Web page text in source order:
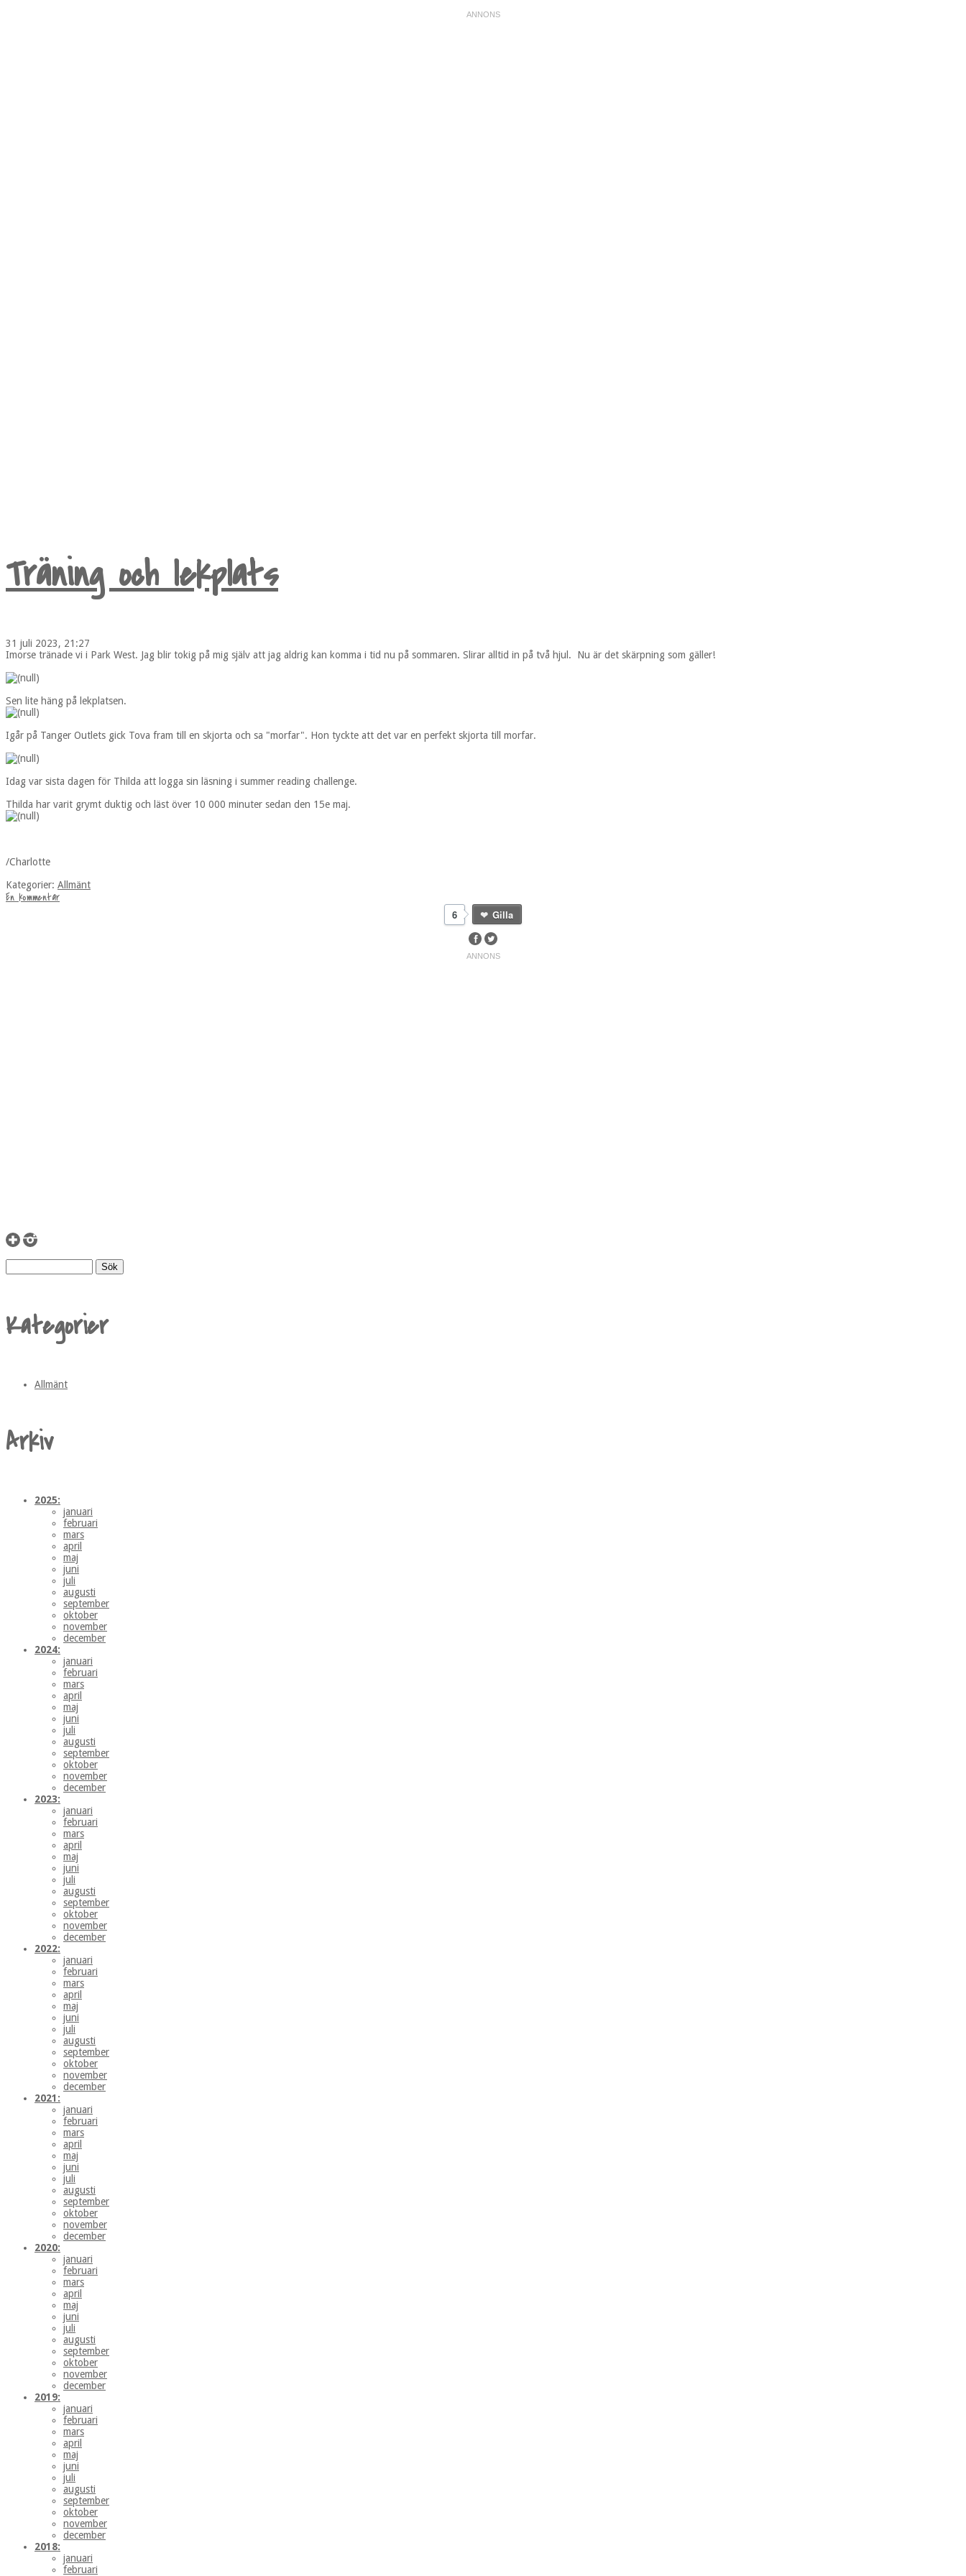
Träning och lekplats
31 juli 2023, 21:27
Imorse tränade vi i Park West. Jag blir tokig på mig själv att jag aldrig kan komma i tid nu på sommaren. Slirar alltid in på två hjul. Nu är det skärpning som gäller!
Sen lite häng på lekplatsen.
Igår på Tanger Outlets gick Tova fram till en skjorta och sa "morfar". Hon tyckte att det var en perfekt skjorta till morfar.
Idag var sista dagen för Thilda att logga sin läsning i summer reading challenge.
Thilda har varit grymt duktig och läst över 10 000 minuter sedan den 15e maj.
/Charlotte
Kategorier: Allmänt
En kommentar
6
Gilla
Kategorier
Allmänt
Arkiv
2025:
januari
februari
mars
april
maj
juni
juli
augusti
september
oktober
november
december
2024:
januari
februari
mars
april
maj
juni
juli
augusti
september
oktober
november
december
2023:
januari
februari
mars
april
maj
juni
juli
augusti
september
oktober
november
december
2022:
januari
februari
mars
april
maj
juni
juli
augusti
september
oktober
november
december
2021:
januari
februari
mars
april
maj
juni
juli
augusti
september
oktober
november
december
2020:
januari
februari
mars
april
maj
juni
juli
augusti
september
oktober
november
december
2019:
januari
februari
mars
april
maj
juni
juli
augusti
september
oktober
november
december
2018:
januari
februari